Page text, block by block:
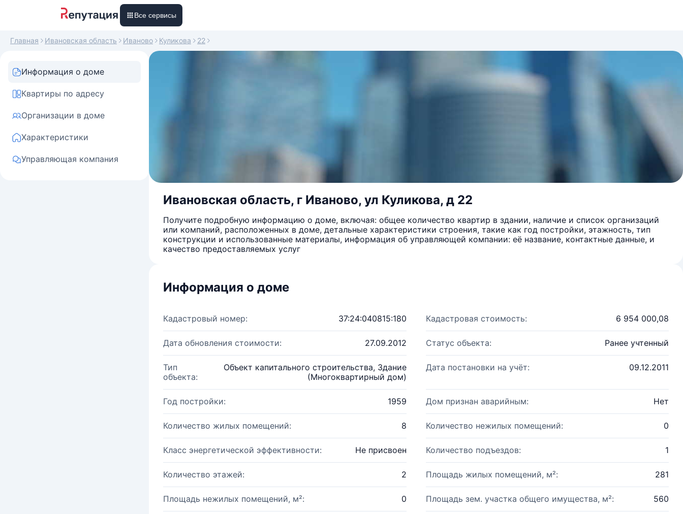
Все сервисы
Главная Ивановская область Иваново Куликова 22
Информация о доме
Квартиры по адресу
Организации в доме
Характеристики
Управляющая компания
Ивановская область, г Иваново, ул Куликова, д 22
Получите подробную информацию о доме, включая: общее количество квартир в здании, наличие и список организаций
или компаний, расположенных в доме, детальные характеристики строения, такие как год постройки, этажность, тип
конструкции и использованные материалы, информация об управляющей компании: её название, контактные данные, и
качество предоставляемых услуг
Информация о доме
Кадастровый номер: 37:24:040815:180 Кадастровая стоимость: 6 954 000,08
Дата обновления стоимости: 27.09.2012 Статус объекта: Ранее учтенный
Тип
объекта:
Объект капитального строительства, Здание
(Многоквартирный дом)
Дата постановки на учёт: 09.12.2011
Год постройки: 1959 Дом признан аварийным: Нет
Количество жилых помещений: 8 Количество нежилых помещений: 0
Класс энергетической эффективности: Не присвоен Количество подъездов: 1
Количество этажей: 2 Площадь жилых помещений, м²: 281
Площадь нежилых помещений, м²: 0 Площадь зем. участка общего имущества, м²: 560